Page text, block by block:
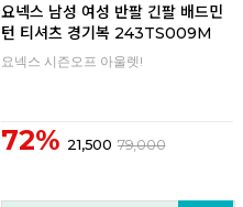
요넥스 남성 여성 반팔 긴팔 배드민
턴 티셔츠 경기복 243TS009M
요넥스 시즌오프 아울렛!
72% 21,500 79,000